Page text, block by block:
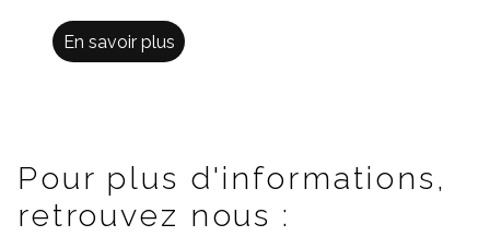
En savoir plus
Pour plus d'informations,
retrouvez nous :